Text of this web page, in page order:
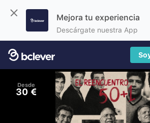
Mejora tu experiencia
Descárgate nuestra App
Desde
30 €